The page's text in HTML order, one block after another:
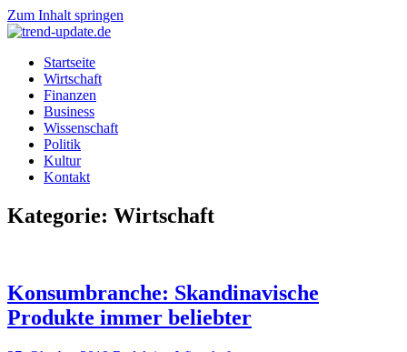
Zum Inhalt springen
trend-
update.de
Trends
News
Wirtschaft,
Wissenschaft
Politik
Startseite
Wirtschaft
Finanzen
Business
Wissenschaft
Politik
Kultur
Kontakt
Kategorie: Wirtschaft
Konsumbranche: Skandinavische
Produkte immer beliebter